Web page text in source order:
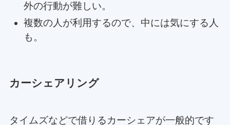
外の行動が難しい。
複数の人が利用するので、中には気にする人
も。
カーシェアリング
タイムズなどで借りるカーシェアが一般的です